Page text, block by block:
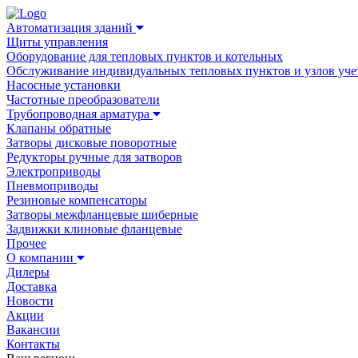
Автоматизация зданий
Щиты управления
Оборудование для тепловых пунктов и котельных
Обслуживание индивидуальных тепловых пунктов и узлов
Насосные установки
Частотные преобразователи
Трубопроводная арматура
Клапаны обратные
Затворы дисковые поворотные
Редукторы ручные для затворов
Электроприводы
Пневмоприводы
Резиновые компенсаторы
Затворы межфланцевые шиберные
Задвижки клиновые фланцевые
Прочее
О компании
Дилеры
Доставка
Новости
Акции
Вакансии
Контакты